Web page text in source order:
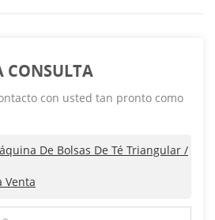
CONSULTA
con usted tan pronto como
De Bolsas De Té Triangular /
Venta